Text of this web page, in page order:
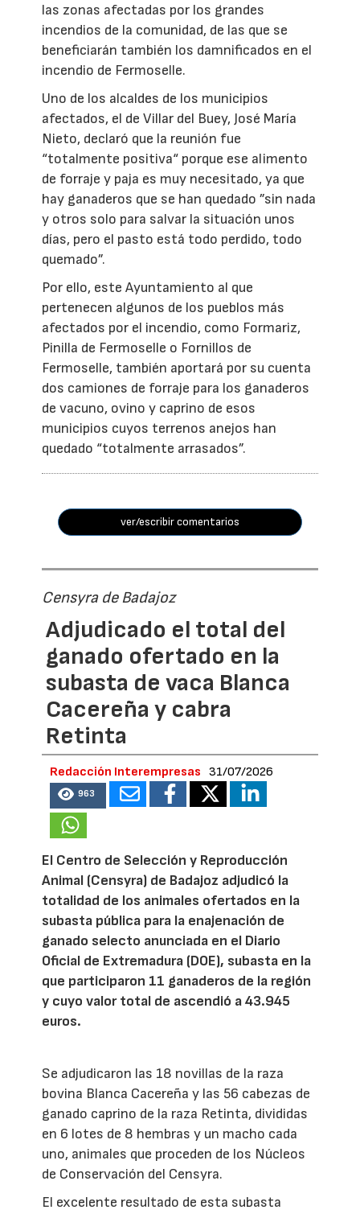
las zonas afectadas por los grandes
incendios de la comunidad, de las que se
beneficiarán también los damnificados en el
incendio de Fermoselle.
Uno de los alcaldes de los municipios
afectados, el de Villar del Buey, José María
Nieto, declaró que la reunión fue
“totalmente positiva“ porque ese alimento
de forraje y paja es muy necesitado, ya que
hay ganaderos que se han quedado ”sin nada
y otros solo para salvar la situación unos
días, pero el pasto está todo perdido, todo
quemado”.
Por ello, este Ayuntamiento al que
pertenecen algunos de los pueblos más
afectados por el incendio, como Formariz,
Pinilla de Fermoselle o Fornillos de
Fermoselle, también aportará por su cuenta
dos camiones de forraje para los ganaderos
de vacuno, ovino y caprino de esos
municipios cuyos terrenos anejos han
quedado “totalmente arrasados”.
ver/escribir comentarios
Censyra de Badajoz
Adjudicado el total del
ganado ofertado en la
subasta de vaca Blanca
Cacereña y cabra
Retinta
Redacción Interempresas 31/07/2026
963
El Centro de Selección y Reproducción
Animal (Censyra) de Badajoz adjudicó la
totalidad de los animales ofertados en la
subasta pública para la enajenación de
ganado selecto anunciada en el Diario
Oficial de Extremadura (DOE), subasta en la
que participaron 11 ganaderos de la región
y cuyo valor total de ascendió a 43.945
euros.
Se adjudicaron las 18 novillas de la raza
bovina Blanca Cacereña y las 56 cabezas de
ganado caprino de la raza Retinta, divididas
en 6 lotes de 8 hembras y un macho cada
uno, animales que proceden de los Núcleos
de Conservación del Censyra.
El excelente resultado de esta subasta